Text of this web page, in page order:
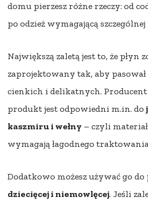
domu pierzesz różne rzeczy: od
po odzież wymagającą
Największą zaletą jest to, że płyn
zaprojektowany tak, aby
cienkich i delikatnych. Producent
produkt jest odpowiedni m.in. do
kaszmiru i wełny – czyli
wymagają łagodnego
Dodatkowo możesz używać go
dziecięcej i niemowlęcej. Jeśli